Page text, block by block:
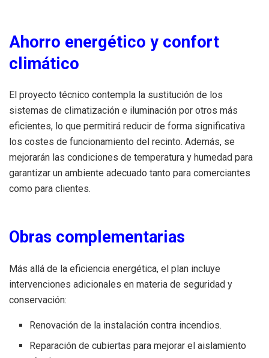
Ahorro energético y confort
climático
El proyecto técnico contempla la sustitución de los
sistemas de climatización e iluminación por otros más
eficientes, lo que permitirá reducir de forma significativa
los costes de funcionamiento del recinto. Además, se
mejorarán las condiciones de temperatura y humedad para
garantizar un ambiente adecuado tanto para comerciantes
como para clientes.
Obras complementarias
Más allá de la eficiencia energética, el plan incluye
intervenciones adicionales en materia de seguridad y
conservación:
Renovación de la instalación contra incendios.
Reparación de cubiertas para mejorar el aislamiento